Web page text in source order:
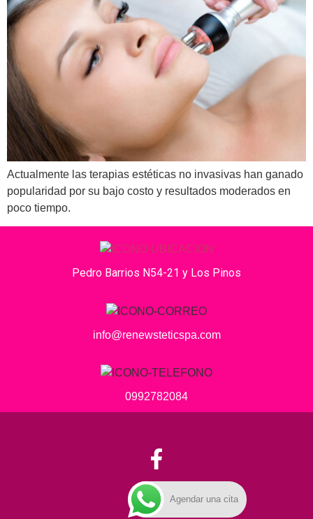
Actualmente las terapias estéticas no invasivas han ganado
popularidad por su bajo costo y resultados moderados en
poco tiempo.
Pedro Barrios N54-21 y Los Pinos
info@renewsteticspa.com
0992782084
Agendar una cita